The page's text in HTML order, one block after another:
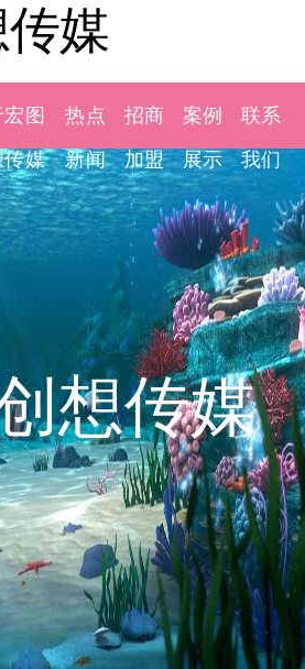
媒
图
传媒
热点
新闻
招商
加盟
案例
展示
联系
我们
想传媒